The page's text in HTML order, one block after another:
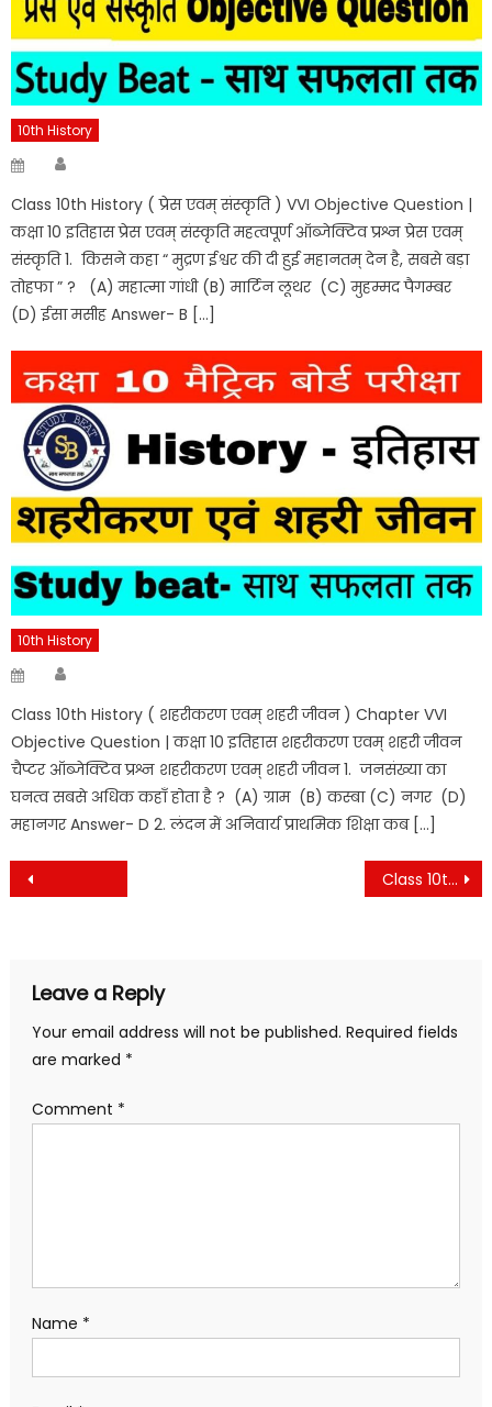
10th History
Posted
Class 10th History ( प्रेस एवम् संस्कृति ) VVI Objective Question |
कक्षा 10 इतिहास प्रेस एवम् संस्कृति महत्वपूर्ण ऑब्जेक्टिव प्रश्न प्रेस एवम्
संस्कृति 1. किसने कहा “ मुद्रण ईश्वर की दी हुई महानतम् देन है, सबसे बड़ा
तोहफा ” ? (A) महात्मा गांधी (B) मार्टिन लूथर (C) मुहम्मद पैगम्बर
(D) ईसा मसीह Answer- B […]
10th History
Posted
Class 10th History ( शहरीकरण एवम् शहरी जीवन ) Chapter VVI
Objective Question | कक्षा 10 इतिहास शहरीकरण एवम् शहरी जीवन
चैप्टर ऑब्जेक्टिव प्रश्न शहरीकरण एवम् शहरी जीवन 1. जनसंख्या का
घनत्व सबसे अधिक कहाँ होता है ? (A) ग्राम (B) कस्बा (C) नगर (D)
महानगर Answer- D 2. लंदन में अनिवार्य प्राथमिक शिक्षा कब […]
Post
Class 10th History Press sanskriti aur Rastrwad VVI Objective Question , 10th History Press sanskriti aur rashtrwad vvi question
Leave a Reply
Your email address will not be published. Required fields
are marked *
Comment *
Name *